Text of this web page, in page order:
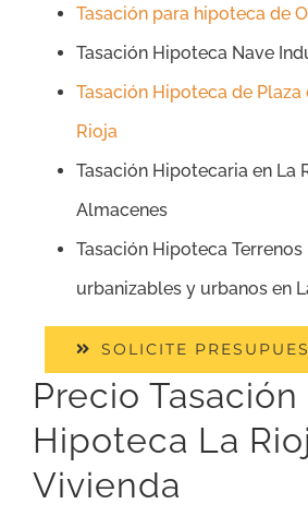
Tasación para hipoteca de
Tasación Hipoteca Nave
Tasación Hipoteca de Plaza
Rioja
Tasación Hipotecaria en La
Almacenes
Tasación Hipoteca
urbanizables y urbanos en
SOLICITE
Precio Tasación
Hipoteca La
Vivienda